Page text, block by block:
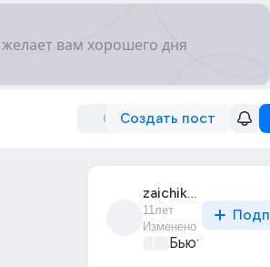
Создать пост
zaichik_767
11лет
Изменено
Бьютилэнд